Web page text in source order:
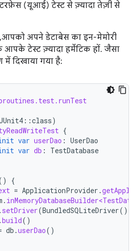
(यूआई) टेस्ट से ज़्यादा तेज़ी से
अपने डेटाबेस का इन-मेमोरी
आपके टेस्ट ज़्यादा हर्मेटिक हों. जैसा
में दिखाया गया है:
::class)
{
var userDao : UserDao
var db : TestDatabase
{
= ApplicationProvider .
.
. setDriver(BundledSQLiteDriver())
.build()
db .userDao()